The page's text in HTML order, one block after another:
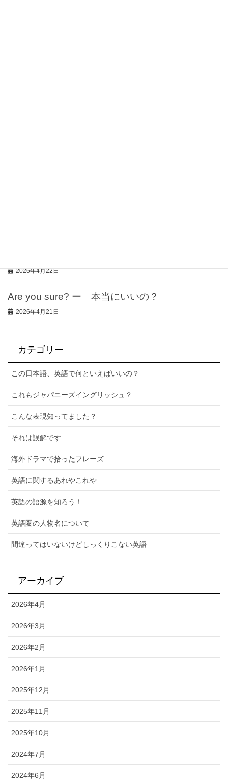
2026年4月22日
Are you sure? ー 本当にいいの？
2026年4月21日
カテゴリー
この日本語、英語で何といえばいいの？
これもジャパニーズイングリッシュ？
こんな表現知ってました？
それは誤解です
海外ドラマで拾ったフレーズ
英語に関するあれやこれや
英語の語源を知ろう！
英語圏の人物名について
間違ってはいないけどしっくりこない英語
アーカイブ
2026年4月
2026年3月
2026年2月
2026年1月
2025年12月
2025年11月
2025年10月
2024年7月
2024年6月